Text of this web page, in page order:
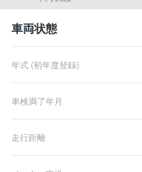
車両状態
年式 (初年度登録)
車検満了年月
走行距離